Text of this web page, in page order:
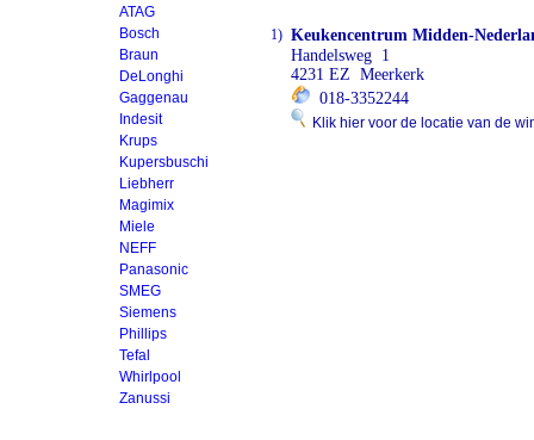
ATAG
Bosch
Braun
DeLonghi
Gaggenau
Indesit
Krups
Kupersbuschi
Liebherr
Magimix
Miele
NEFF
Panasonic
SMEG
Siemens
Phillips
Tefal
Whirlpool
Zanussi
1) Keukencentrum Midden-
Handelsweg 1
4231 EZ Meerkerk
018-3352244
Klik hier voor de locatie van de